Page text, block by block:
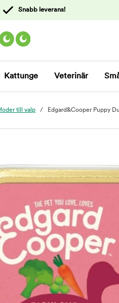
Snabb leverans!
Kattunge Veterinär
till valp Edgard&Cooper Puppy